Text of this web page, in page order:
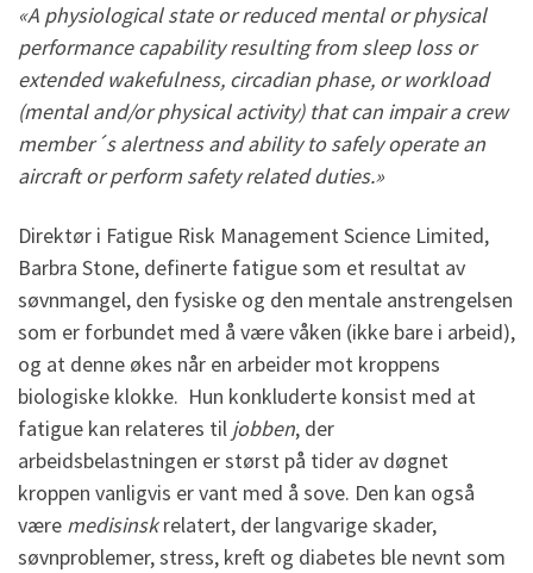
«A physiological state or reduced mental or physical
performance capability resulting from sleep loss or
extended wakefulness, circadian phase, or workload
(mental and/or physical activity) that can impair a crew
member´s alertness and ability to safely operate an
aircraft or perform safety related duties.»
Direktør i Fatigue Risk Management Science Limited,
Barbra Stone, definerte fatigue som et resultat av
søvnmangel, den fysiske og den mentale anstrengelsen
som er forbundet med å være våken (ikke bare i arbeid),
og at denne økes når en arbeider mot kroppens
biologiske klokke. Hun konkluderte konsist med at
fatigue kan relateres til jobben, der
arbeidsbelastningen er størst på tider av døgnet
kroppen vanligvis er vant med å sove. Den kan også
være medisinskrelatert, der langvarige skader,
søvnproblemer, stress, kreft og diabetes ble nevnt som